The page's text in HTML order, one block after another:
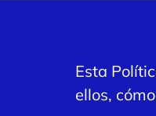
Esta
ellos,